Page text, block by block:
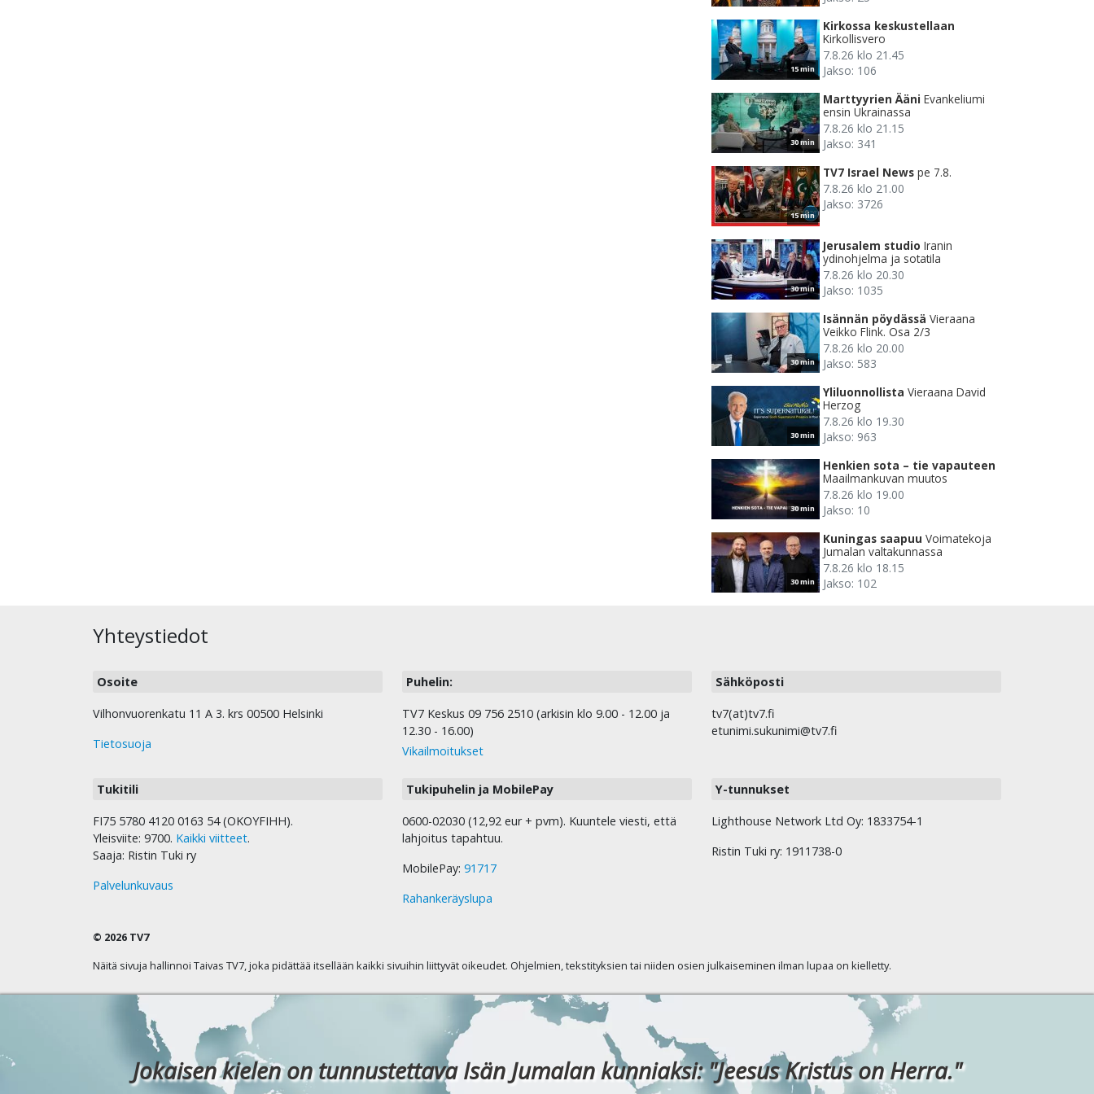
15 min
Kirkossa keskustellaan
Kirkollisvero
7.8.26 klo 21.45
Jakso: 106
30 min
Marttyyrien Ääni Evankeliumi
ensin Ukrainassa
7.8.26 klo 21.15
Jakso: 341
15 min
TV7 Israel News pe 7.8.
7.8.26 klo 21.00
Jakso: 3726
30 min
Jerusalem studio Iranin
ydinohjelma ja sotatila
7.8.26 klo 20.30
Jakso: 1035
30 min
Isännän pöydässä Vieraana
Veikko Flink. Osa 2/3
7.8.26 klo 20.00
Jakso: 583
30 min
Yliluonnollista Vieraana David
Herzog
7.8.26 klo 19.30
Jakso: 963
30 min
Henkien sota – tie vapauteen
Maailmankuvan muutos
7.8.26 klo 19.00
Jakso: 10
30 min
Kuningas saapuu Voimatekoja
Jumalan valtakunnassa
7.8.26 klo 18.15
Jakso: 102
Yhteystiedot
Osoite
Vilhonvuorenkatu 11 A 3. krs 00500 Helsinki
Tietosuoja
Puhelin:
TV7 Keskus 09 756 2510 (arkisin klo 9.00 - 12.00 ja
12.30 - 16.00)
Vikailmoitukset
Sähköposti
tv7(at)tv7.fi
etunimi.sukunimi@tv7.fi
Tukitili
FI75 5780 4120 0163 54 (OKOYFIHH).
Yleisviite: 9700. Kaikki viitteet.
Saaja: Ristin Tuki ry
Palvelunkuvaus
Tukipuhelin ja MobilePay
0600-02030 (12,92 eur + pvm). Kuuntele viesti, että
lahjoitus tapahtuu.
MobilePay: 91717
Rahankeräyslupa
Y-tunnukset
Lighthouse Network Ltd Oy: 1833754-1
Ristin Tuki ry: 1911738-0
© 2026 TV7
Näitä sivuja hallinnoi Taivas TV7, joka pidättää itsellään kaikki sivuihin liittyvät oikeudet. Ohjelmien, tekstityksien tai niiden osien julkaiseminen ilman lupaa on kielletty.
Jokaisen kielen on tunnustettava Isän Jumalan kunniaksi: "Jeesus Kristus on Herra."